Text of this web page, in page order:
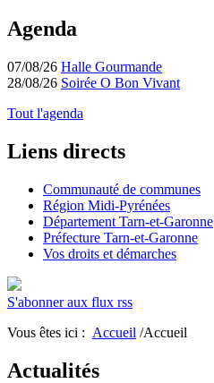
Agenda
07/08/26 Halle Gourmande
28/08/26 Soirée O Bon Vivant
Tout l'agenda
Liens directs
Communauté de communes
Région Midi-Pyrénées
Département Tarn-et-Garonne
Préfecture Tarn-et-Garonne
Vos droits et démarches
S'abonner aux flux rss
Vous êtes ici : Accueil /Accueil
Actualités